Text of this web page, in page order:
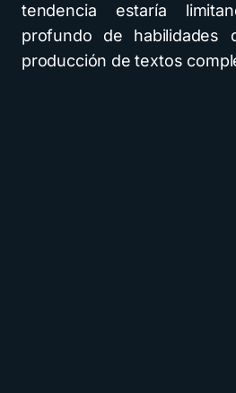
tendencia estaría
profundo de habilidades
producción de textos